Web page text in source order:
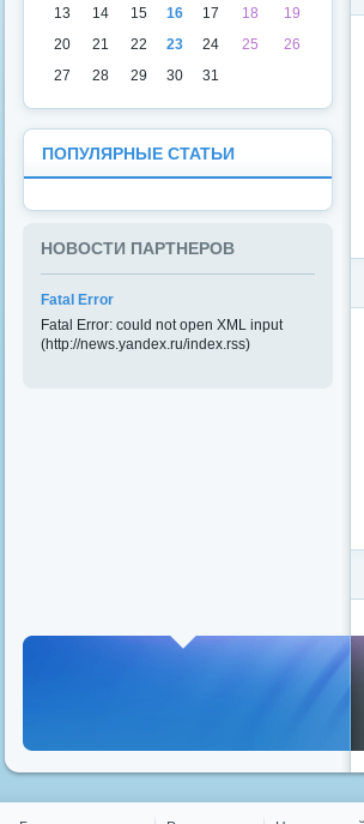
13
14 15 16 17 18
19
20
21 22 23 24 25
26
27
28 29 30 31
ПОПУЛЯРНЫЕ СТАТЬИ
НОВОСТИ ПАРТНЕРОВ
Fatal Error
Fatal Error: could not open XML input
(http://news.yandex.ru/index.rss)